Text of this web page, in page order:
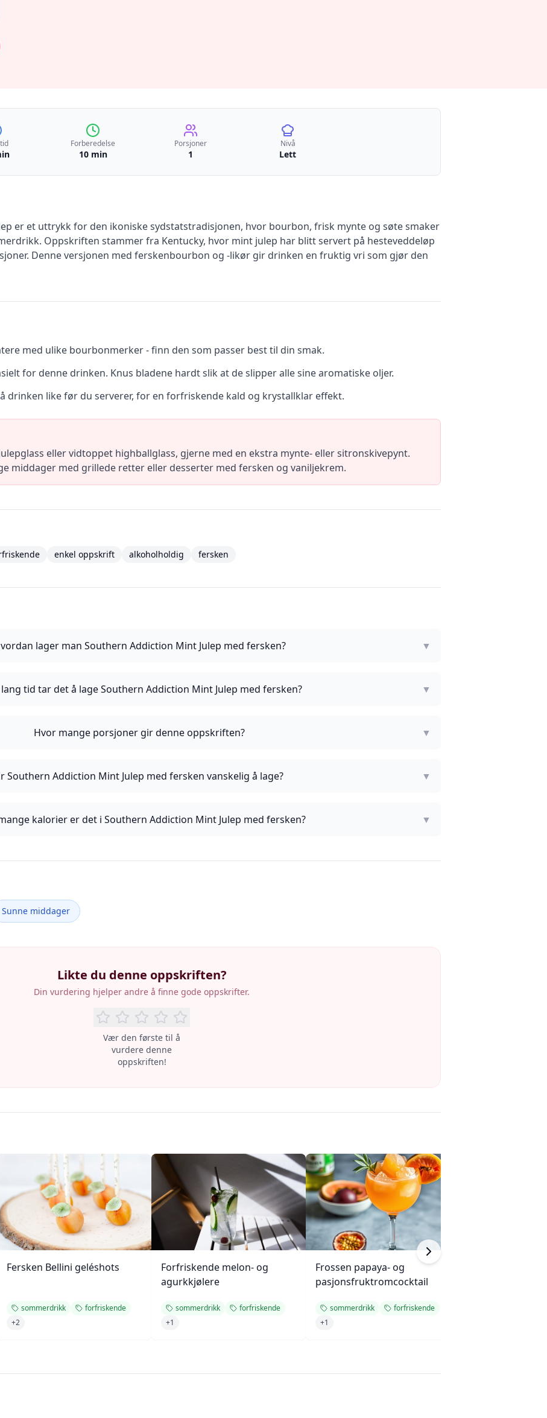
Forberedelse
10 min
Porsjoner
1
Nivå
Lett
er et uttrykk for den ikoniske sydstatstradisjonen, hvor bourbon, frisk mynte og søte smaker
Oppskriften stammer fra Kentucky, hvor mint julep har blitt servert på hesteveddeløp
Denne versjonen med ferskenbourbon og -likør gir drinken en fruktig vri som gjør den
med ulike bourbonmerker - finn den som passer best til din smak.
for denne drinken. Knus bladene hardt slik at de slipper alle sine aromatiske oljer.
drinken like før du serverer, for en forfriskende kald og krystallklar effekt.
eller vidtoppet highballglass, gjerne med en ekstra mynte- eller sitronskivepynt.
middager med grillede retter eller desserter med fersken og vaniljekrem.
enkel oppskrift alkoholholdig fersken
lager man Southern Addiction Mint Julep med fersken? ▼
tid tar det å lage Southern Addiction Mint Julep med fersken? ▼
Hvor mange porsjoner gir denne oppskriften? ▼
Southern Addiction Mint Julep med fersken vanskelig å lage? ▼
kalorier er det i Southern Addiction Mint Julep med fersken? ▼
Sunne middager
Likte du denne oppskriften?
Din vurdering hjelper andre å finne gode oppskrifter.
Vær den første til å
vurdere denne
oppskriften!
Fersken Bellini geléshots
sommerdrikk
forfriskende
+2
Forfriskende melon- og
agurkkjølere
sommerdrikk
forfriskende
+1
Frossen papaya- og
pasjonsfruktromcocktail
sommerdrikk
forfriskende
+1